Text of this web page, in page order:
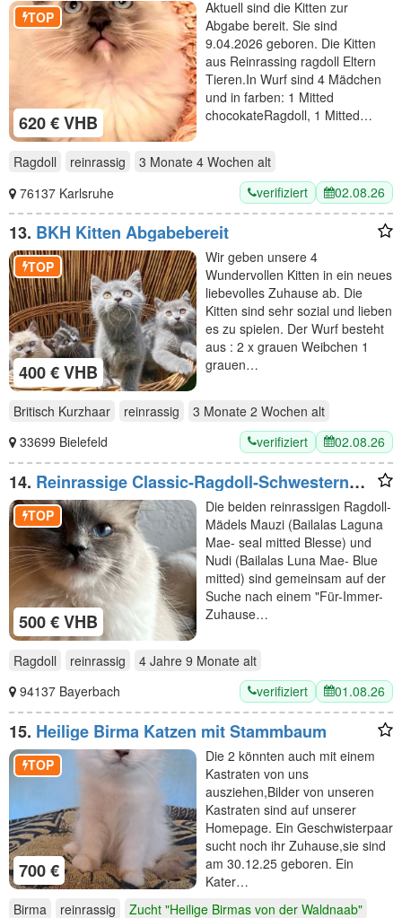
620 € VHB
TOP
Aktuell sind die Kitten zur
Abgabe bereit. Sie sind
9.04.2026 geboren. Die Kitten
aus Reinrassing ragdoll Eltern
Tieren.In Wurf sind 4 Mädchen
und in farben: 1 Mitted
chocokateRagdoll, 1 Mitted…
Ragdoll reinrassig 3 Monate 4 Wochen alt
76137 Karlsruhe
verifiziert 02.08.26
13. BKH Kitten Abgabebereit
400 € VHB
TOP
Wir geben unsere 4
Wundervollen Kitten in ein neues
liebevolles Zuhause ab. Die
Kitten sind sehr sozial und lieben
es zu spielen. Der Wurf besteht
aus : 2 x grauen Weibchen 1
grauen…
Britisch Kurzhaar reinrassig 3 Monate 2 Wochen alt
33699 Bielefeld
verifiziert 02.08.26
14. Reinrassige Classic-Ragdoll-Schwestern
suchen neues Zuhause
500 € VHB
TOP
Die beiden reinrassigen Ragdoll-
Mädels Mauzi (Bailalas Laguna
Mae- seal mitted Blesse) und
Nudi (Bailalas Luna Mae- Blue
mitted) sind gemeinsam auf der
Suche nach einem "Für-Immer-
Zuhause…
Ragdoll reinrassig 4 Jahre 9 Monate alt
94137 Bayerbach
verifiziert 01.08.26
15. Heilige Birma Katzen mit Stammbaum
700 €
TOP
Die 2 könnten auch mit einem
Kastraten von uns
ausziehen,Bilder von unseren
Kastraten sind auf unserer
Homepage. Ein Geschwisterpaar
sucht noch ihr Zuhause,sie sind
am 30.12.25 geboren. Ein
Kater…
Birma
reinrassig
Zucht "Heilige Birmas von der Waldnaab"